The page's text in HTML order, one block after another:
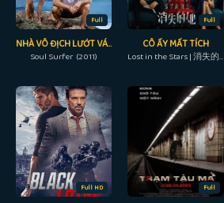
Full
NHÀ VÔ ĐỊCH LƯỚT VÁN
Soul Surfer (2011)
Full
CÔ ẤY MẤT TÍCH
Lost in the Stars | 消失的她 (2023)
Full HD Full